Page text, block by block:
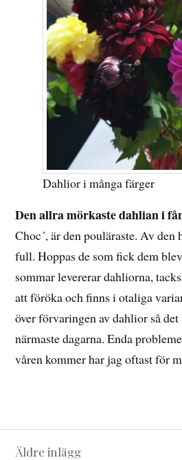
Dahlior i många färger
Den allra mörkaste dahlian i
Choc´, är den pouläraste. Av den
full. Hoppas de som fick dem
sommar levererar dahliorna,
att föröka och finns i otaliga
över förvaringen av dahlior så
närmaste dagarna. Enda
våren kommer har jag oftast för
Inläggsnavigering
Äldre inlägg